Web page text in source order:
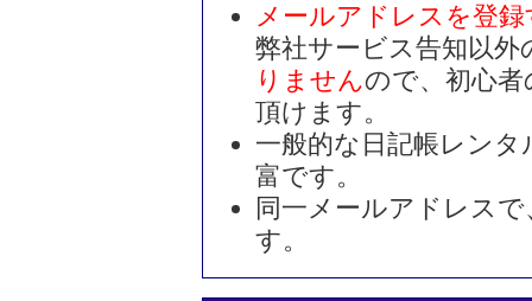
メールアドレスを登
弊社サービス告知以外
りませんので、初心
頂けます。
一般的な日記帳レン
富です。
同一メールアドレスで
す。